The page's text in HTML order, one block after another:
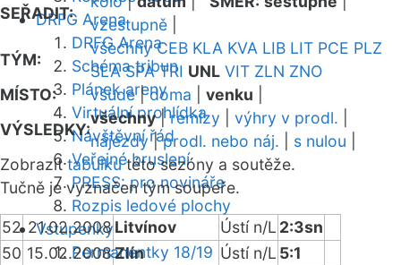
DRFG Arena
DRFG Arena
Schéma tribun
Plánek areny
Virtuální prohlídka
Návštěvní řád
Veřejné bruslení
PRESS: pro novináře
Rozpis ledové plochy
Vstupenky
Permanentky 18/19
SEŘADIT:
vzestupně
TÝM:
všechny CEB KLA KVA LIB LIT PCE PLZ
SLA SPA TRI UNL VIT ZLN ZNO
MÍSTO:
všude|doma venku
VÝSLEDKY:
všechny|remízy výhry v prodl.
nájezdy|prodl. nebo náj. s nulou
Zobrazittabulkutéto sezóny a soutěže.
Tučně je vyznačen tým soupeře.
52 21.02.2008Litvínov Ústí n/L 2:3sn
50 15.02.2008Zlín Ústí n/L 5:1